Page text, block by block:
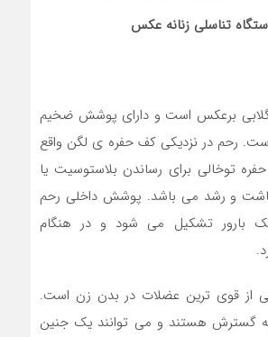
تناسلی زنانه عکس
برعکس است و دارای پوشش ضخیم
رحم در نزدیکی کف حفره ی لگن واقع
توخالی برای رساندن بلاستوسیت یا
و رشد می باشد. پوشش داخلی رحم
بارور تشکیل می شود و در هنگام
از قوی ترین عضلات در بدن زن است.
گسترش هستند و می توانند یک جنین